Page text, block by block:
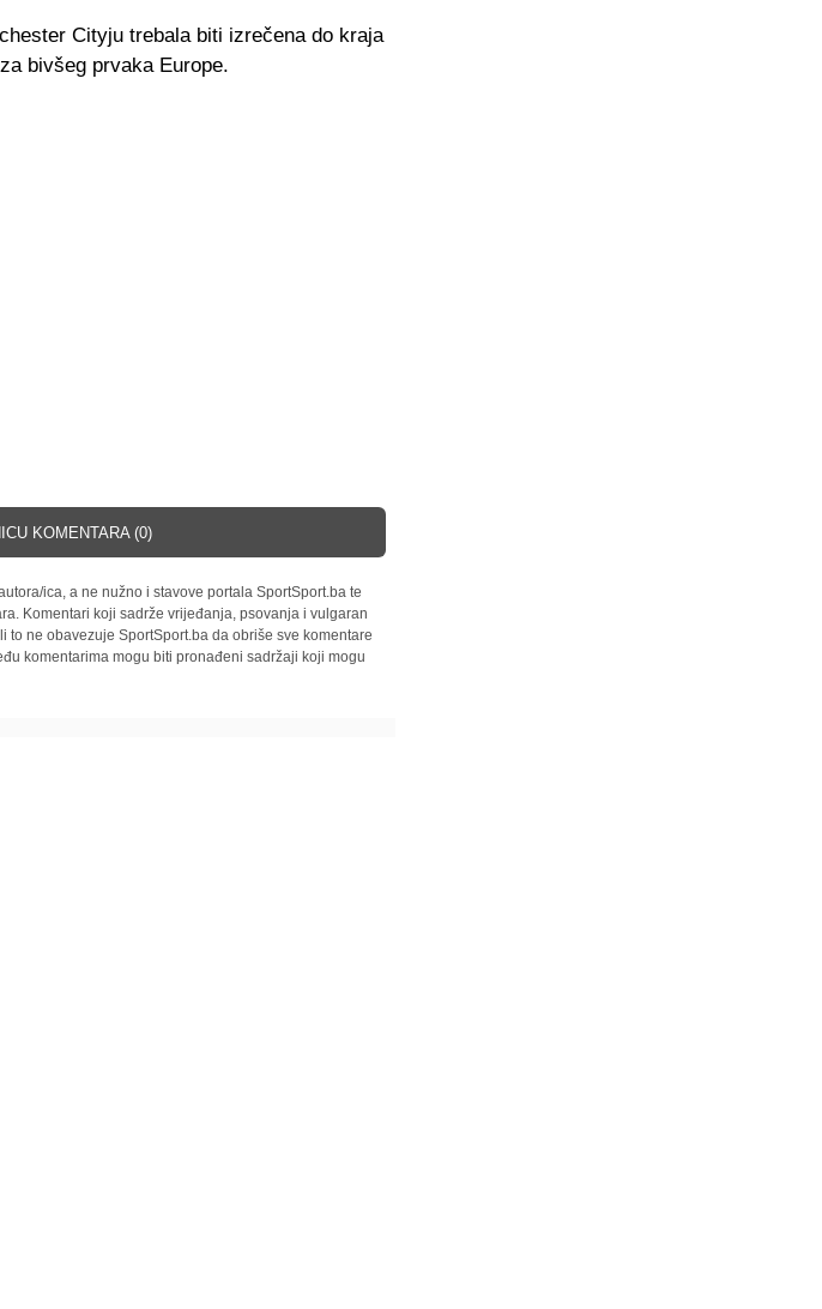
Cityju trebala biti izrečena do kraja
bivšeg prvaka Europe.
KOMENTARA (0)
ica, a ne nužno i stavove portala SportSport.ba te
Komentari koji sadrže vrijeđanja, psovanja i vulgaran
ne obavezuje SportSport.ba da obriše sve komentare
komentarima mogu biti pronađeni sadržaji koji mogu